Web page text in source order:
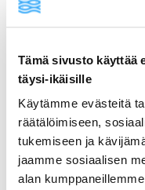
Tämä sivusto käyttää
täysi-ikäisille
Käytämme evästeitä
räätälöimiseen,
tukemiseen ja
jaamme sosiaalisen
alan